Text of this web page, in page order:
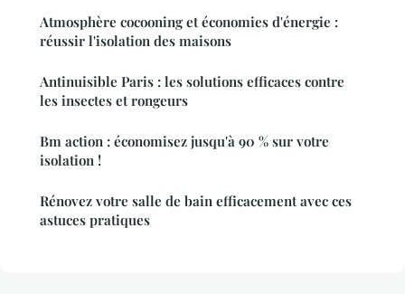
Atmosphère cocooning et économies d'énergie :
réussir l'isolation des maisons
Antinuisible Paris : les solutions efficaces contre
les insectes et rongeurs
Bm action : économisez jusqu'à 90 % sur votre
isolation !
Rénovez votre salle de bain efficacement avec ces
astuces pratiques